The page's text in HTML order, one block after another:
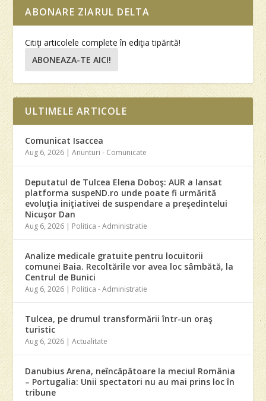
ABONARE ZIARUL DELTA
Citiţi articolele complete în ediţia tipărită!
ABONEAZA-TE AICI!
ULTIMELE ARTICOLE
Comunicat Isaccea
Aug 6, 2026 |Anunturi - Comunicate
Deputatul de Tulcea Elena Doboş: AUR a lansat
platforma suspeND.ro unde poate fi urmărită
evoluţia iniţiativei de suspendare a preşedintelui
Nicuşor Dan
Aug 6, 2026 | Politica - Administratie
Analize medicale gratuite pentru locuitorii
comunei Baia. Recoltările vor avea loc sâmbătă, la
Centrul de Bunici
Aug 6, 2026 | Politica - Administratie
Tulcea, pe drumul transformării într-un oraş
turistic
Aug 6, 2026 |Actualitate
Danubius Arena, neîncăpătoare la meciul România
– Portugalia: Unii spectatori nu au mai prins loc în
tribune